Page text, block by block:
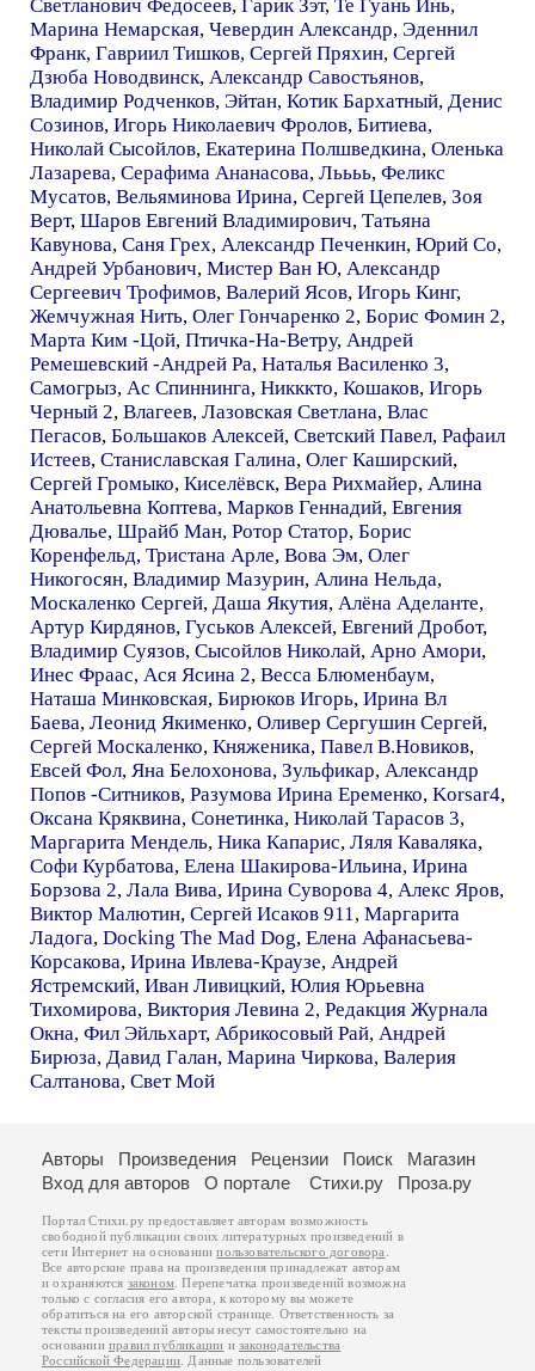
Светланович Федосеев, Гарик Зэт, Те Гуань Инь,
Марина Немарская, Чевердин Александр, Эденнил
Франк, Гавриил Тишков, Сергей Пряхин, Сергей
Дзюба Новодвинск, Александр Савостьянов,
Владимир Родченков, Эйтан, Котик Бархатный, Денис
Созинов, Игорь Николаевич Фролов, Битиева,
Николай Сысойлов, Екатерина Полшведкина, Оленька
Лазарева, Серафима Ананасова, Льььь, Феликс
Мусатов, Вельяминова Ирина, Сергей Цепелев, Зоя
Верт, Шаров Евгений Владимирович, Татьяна
Кавунова, Саня Грех, Александр Печенкин, Юрий Со,
Андрей Урбанович, Мистер Ван Ю, Александр
Сергеевич Трофимов, Валерий Ясов, Игорь Кинг,
Жемчужная Нить, Олег Гончаренко 2, Борис Фомин 2,
Марта Ким -Цой, Птичка-На-Ветру, Андрей
Ремешевский -Андрей Ра, Наталья Василенко 3,
Самогрыз, Ас Спиннинга, Никккто, Кошаков, Игорь
Черный 2, Влагеев, Лазовская Светлана, Влас
Пегасов, Большаков Алексей, Светский Павел, Рафаил
Истеев, Станиславская Галина, Олег Каширский,
Сергей Громыко, Киселёвск, Вера Рихмайер, Алина
Анатольевна Коптева, Марков Геннадий, Евгения
Дювалье, Шрайб Ман, Ротор Статор, Борис
Коренфельд, Тристана Арле, Вова Эм, Олег
Никогосян, Владимир Мазурин, Алина Нельда,
Москаленко Сергей, Даша Якутия, Алёна Аделанте,
Артур Кирдянов, Гуськов Алексей, Евгений Дробот,
Владимир Суязов, Сысойлов Николай, Арно Амори,
Инес Фраас, Ася Ясина 2, Весса Блюменбаум,
Наташа Минковская, Бирюков Игорь, Ирина Вл
Баева, Леонид Якименко, Оливер Сергушин Сергей,
Сергей Москаленко, Княженика, Павел В.Новиков,
Евсей Фол, Яна Белохонова, Зульфикар, Александр
Попов -Ситников, Разумова Ирина Еременко, Korsar4,
Оксана Кряквина, Сонетинка, Николай Тарасов 3,
Маргарита Мендель, Ника Капарис, Ляля Каваляка,
Софи Курбатова, Елена Шакирова-Ильина, Ирина
Борзова 2, Лала Вива, Ирина Суворова 4, Алекс Яров,
Виктор Малютин, Сергей Исаков 911, Маргарита
Ладога, Docking The Mad Dog, Елена Афанасьева-
Корсакова, Ирина Ивлева-Краузе, Андрей
Ястремский, Иван Ливицкий, Юлия Юрьевна
Тихомирова, Виктория Левина 2, Редакция Журнала
Окна, Фил Эйльхарт, Абрикосовый Рай, Андрей
Бирюза, Давид Галан, Марина Чиркова, Валерия
Салтанова, Свет Мой
Авторы Произведения Рецензии Поиск
Магазин
Вход для авторов
О портале Стихи.ру Проза.ру
Портал Стихи.ру предоставляет авторам возможность
свободной публикации своих литературных произведений в
сети Интернет на основаниипользовательского договора
Все авторские права на произведения принадлежат авторам
и охраняются законом . Перепечатка произведений возможна
только с согласия его автора, к которому вы можете
обратиться на его авторской странице. Ответственность за
тексты произведений авторы несут самостоятельно на
основанииправил публикации изаконодательства
Российской Федерации . Данные пользователей